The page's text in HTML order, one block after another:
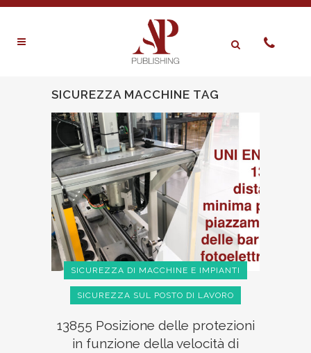
SICUREZZA MACCHINE TAG
SICUREZZA DI MACCHINE E IMPIANTI
SICUREZZA SUL POSTO DI LAVORO
13855 Posizione delle protezioni
in funzione della velocità di